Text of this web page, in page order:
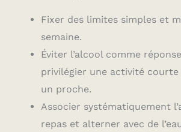
Fixer des limites simples et
semaine.
Éviter l’alcool comme
privilégier une activité courte
un proche.
Associer systématiquement
repas et alterner avec de